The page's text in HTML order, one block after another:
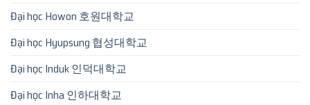
Đại học Howon 호원대학교
Đại học Hyupsung 협성대학교
Đại học Induk 인덕대학교
Đại học Inha 인하대학교